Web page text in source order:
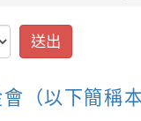
送出
（以下簡稱